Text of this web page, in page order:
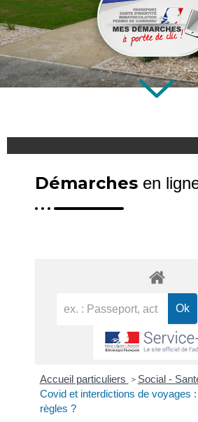
Démarches en
Accueil particuliers > Social -
Covid et interdictions de voyages
règles ?